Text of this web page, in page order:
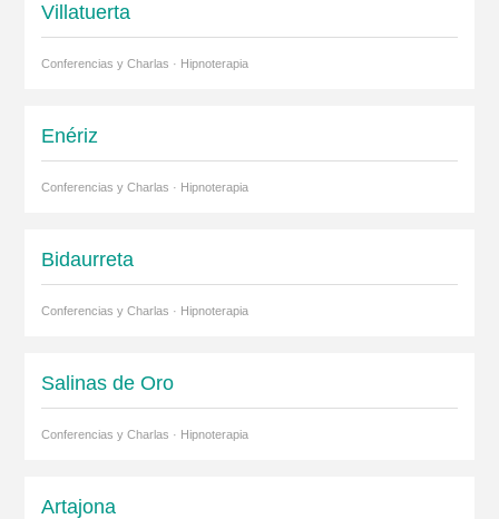
Villatuerta
Conferencias y Charlas · Hipnoterapia
Enériz
Conferencias y Charlas · Hipnoterapia
Bidaurreta
Conferencias y Charlas · Hipnoterapia
Salinas de Oro
Conferencias y Charlas · Hipnoterapia
Artajona